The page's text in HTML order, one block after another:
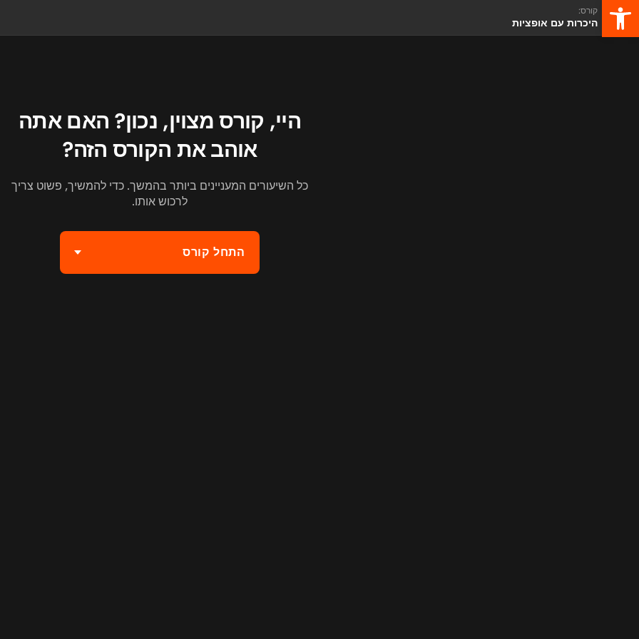
קורס:
היכרות עם אופציות
היי, קורס מצוין, נכון? האם אתה
אוהב את הקורס הזה?
כל השיעורים המעניינים ביותר בהמשך. כדי להמשיך, פשוט צריך
לרכוש אותו.
התחל קורס